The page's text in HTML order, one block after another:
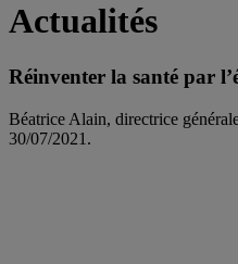
Actualités
Réinventer la santé par
Béatrice Alain, directrice
30/07/2021.